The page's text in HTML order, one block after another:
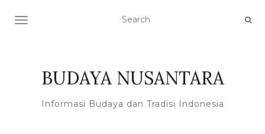
TOGGLE NAVIGATION
BUDAYA NUSANTARA
Informasi Budaya dan Tradisi Indonesia